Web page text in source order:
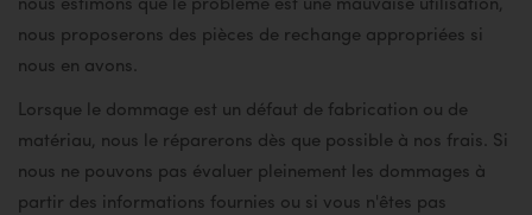
nous estimons que le problème est une mauvaise utilisation,
nous proposerons des pièces de rechange appropriées si
nous en avons.
Lorsque le dommage est un défaut de fabrication ou de
matériau, nous le réparerons dès que possible à nos frais. Si
nous ne pouvons pas évaluer pleinement les dommages à
partir des informations fournies ou si vous n'êtes pas